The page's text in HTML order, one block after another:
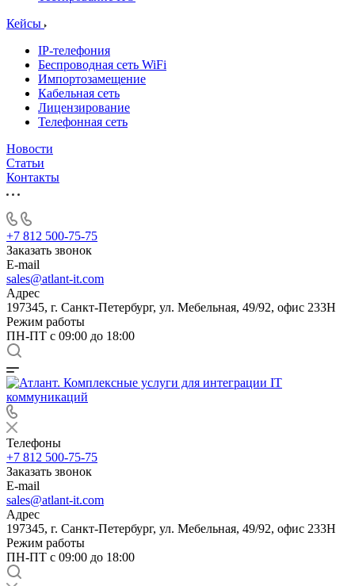
Кейсы
IP-телефония
Беспроводная сеть WiFi
Импортозамещение
Кабельная сеть
Лицензирование
Телефонная сеть
Новости
Статьи
Контакты
+7 812 500-75-75
Заказать звонок
E-mail
sales@atlant-it.com
Адрес
197345, г. Санкт-Петербург, ул. Мебельная, 49/92, офис 233Н
Режим работы
ПН-ПТ с 09:00 до 18:00
Телефоны
+7 812 500-75-75
Заказать звонок
E-mail
sales@atlant-it.com
Адрес
197345, г. Санкт-Петербург, ул. Мебельная, 49/92, офис 233Н
Режим работы
ПН-ПТ с 09:00 до 18:00